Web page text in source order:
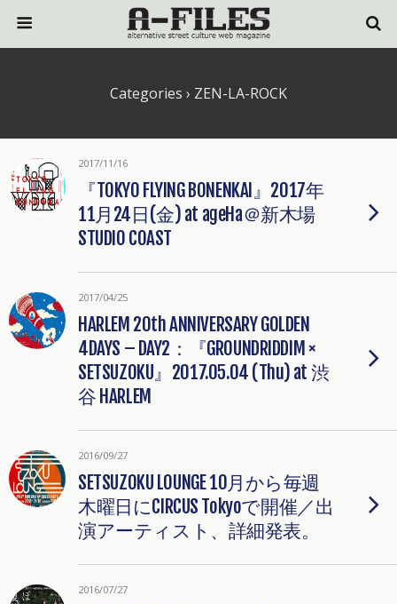
Categories › ZEN-LA-ROCK
2017/11/16
『TOKYO FLYING BONENKAI』2017年
11月24日(金) at ageHa＠新木場
STUDIO COAST
2017/04/25
HARLEM 20th ANNIVERSARY GOLDEN
4DAYS – DAY2：『GROUNDRIDDIM ×
SETSUZOKU』2017.05.04 (Thu) at 渋
谷 HARLEM
2016/09/27
SETSUZOKU LOUNGE 10月から毎週
木曜日にCIRCUS Tokyoで開催／出
演アーティスト、詳細発表。
2016/07/27